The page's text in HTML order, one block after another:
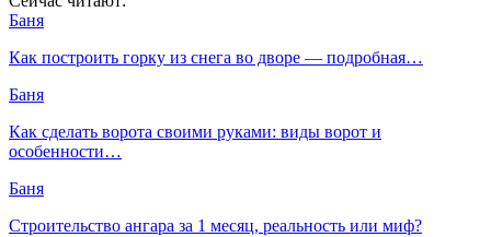
Баня
Как построить горку из снега во дворе — подробная…
Баня
Как сделать ворота своими руками: виды ворот и
особенности…
Баня
Строительство ангара за 1 месяц, реальность или миф?